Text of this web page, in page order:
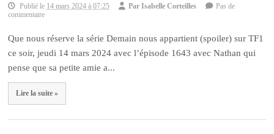
Publié le 14 mars 2024 à 07:25 ParIsabelle Corteilles
Pas de
commentaire
Que nous réserve la série Demain nous appartient (spoiler) sur TF1
ce soir, jeudi 14 mars 2024 avec l’épisode 1643 avec Nathan qui
pense que sa petite amie a...
Lire la suite »